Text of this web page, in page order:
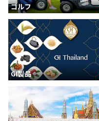
ゴルフ
GI製品